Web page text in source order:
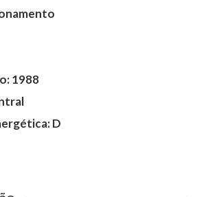
1988
D